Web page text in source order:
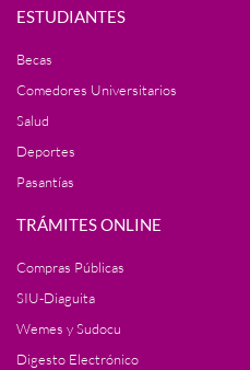
ESTUDIANTES
Becas
Comedores Universitarios
Salud
Deportes
Pasantías
TRÁMITES ONLINE
Compras Públicas
SIU-Diaguita
Wemes y Sudocu
Digesto Electrónico